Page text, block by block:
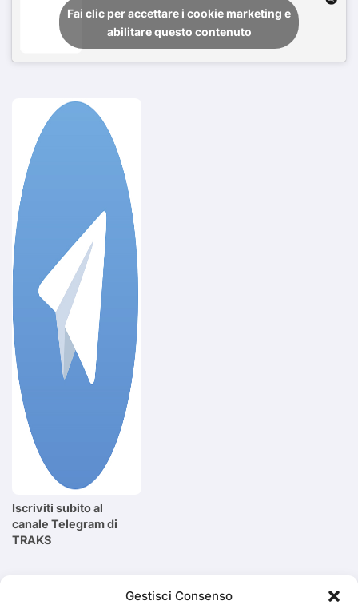
Gestisci Consenso
Fai clic per accettare i cookie marketing e
abilitare questo contenuto
Iscriviti subito al
canale Telegram di
TRAKS